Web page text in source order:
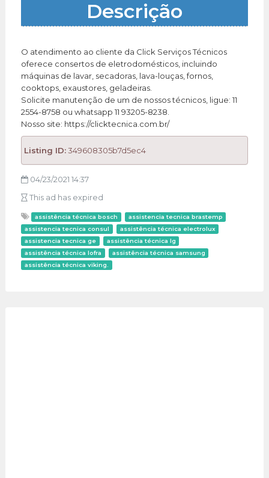
Descrição
O atendimento ao cliente da Click Serviços Técnicos
oferece consertos de eletrodomésticos, incluindo
máquinas de lavar, secadoras, lava-louças, fornos,
cooktops, exaustores, geladeiras.
Solicite manutenção de um de nossos técnicos, ligue: 11
2554-8758 ou whatsapp 11 93205-8238.
Nosso site: https://clicktecnica.com.br/
Listing ID:349608305b7d5ec4
04/23/2021 14:37
This ad has expired
assistência técnica bosch
assistencia tecnica brastemp
assistencia tecnica consul
assistência técnica electrolux
assistencia tecnica ge
assistência técnica lg
assistência técnica lofra
assistência técnica samsung
assistência técnica viking.